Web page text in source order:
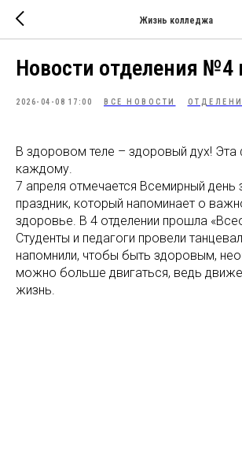
Жизнь колледжа
Новости отделения №4
2026-04-08 17:00 ВСЕ НОВОСТИ
В здоровом теле – здоровый дух!
каждому.
7 апреля отмечается Всемирный день
праздник, который напоминает о
здоровье. В 4 отделении прошла
Студенты и педагоги провели
напомнили, чтобы быть здоровым,
можно больше двигаться, ведь
жизнь.